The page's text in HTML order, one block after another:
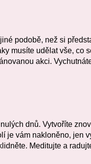
podobě, než si
musíte udělat vše, co
akci.
dnů. Vytvoříte
je vám nakloněno, jen
Meditujte a